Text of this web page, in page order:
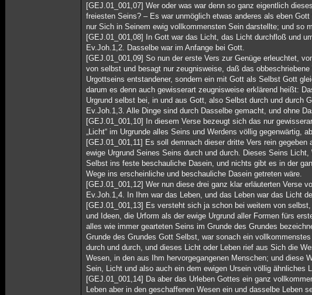
[GEJ.01_001,07] Wer oder was war denn so ganz eigentlich
freiesten Seins? – Es war unmöglich etwas anderes als eben
nur Sich in Seinem ewig vollkommensten Sein darstellte; und so
[GEJ.01_001,08] In Gott war das Licht, das Licht durchfloß und
Ev.Joh.1,2. Dasselbe war im Anfange bei Gott.
[GEJ.01_001,09] So nun der erste Vers zur Genüge erleuchtet,
von selbst und besagt nur zeugnisweise, daß das
Urgottseins entstandener, sondern ein mit Gott als Selbst Gott
darum es denn auch gewisserart zeugnisweise erklärend heißt:
Urgrund selbst bei, in und aus Gott, also Selbst durch und durch
Ev.Joh.1,3. Alle Dinge sind durch Dasselbe gemacht, und ohne
[GEJ.01_001,10] In diesem Verse bezeugt sich das nur
„Licht“ im Urgrunde alles Seins und Werdens völlig gegenwärtig,
[GEJ.01_001,11] Es soll demnach dieser dritte Vers rein
ewige Urgrund Seines Seins durch und durch. Dieses Seins
Selbst ins feste beschauliche Dasein, und nichts gibt es in der
Wege ins erscheinliche und beschauliche Dasein getreten wäre.
[GEJ.01_001,12] Wer nun diese drei ganz klar erläuterten Verse
Ev.Joh.1,4. In Ihm war das Leben, und das Leben war das Licht
[GEJ.01_001,13] Es versteht sich ja schon bei weitem von
und Ideen, die Urform als der ewige Urgrund aller Formen fürs
alles wie immer gearteten Seins im Grunde des Grundes
Grunde des Grundes Gott Selbst, war sonach ein
durch und durch, und dieses Licht oder Leben rief aus Sich die
Wesen, in den aus Ihm hervorgegangenen Menschen; und diese
Sein, Licht und also auch ein dem ewigen Ursein völlig ähnliches
[GEJ.01_001,14] Da aber das Urleben Gottes ein ganz
Leben aber in den geschaffenen Wesen ein und dasselbe Leben